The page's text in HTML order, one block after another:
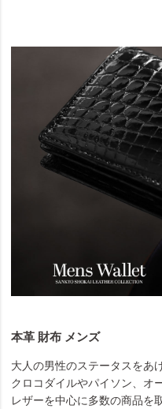
本革 財布 メンズ
大人の男性のステータスをあ
クロコダイルやパイソン、オ
レザーを中心に多数の商品を